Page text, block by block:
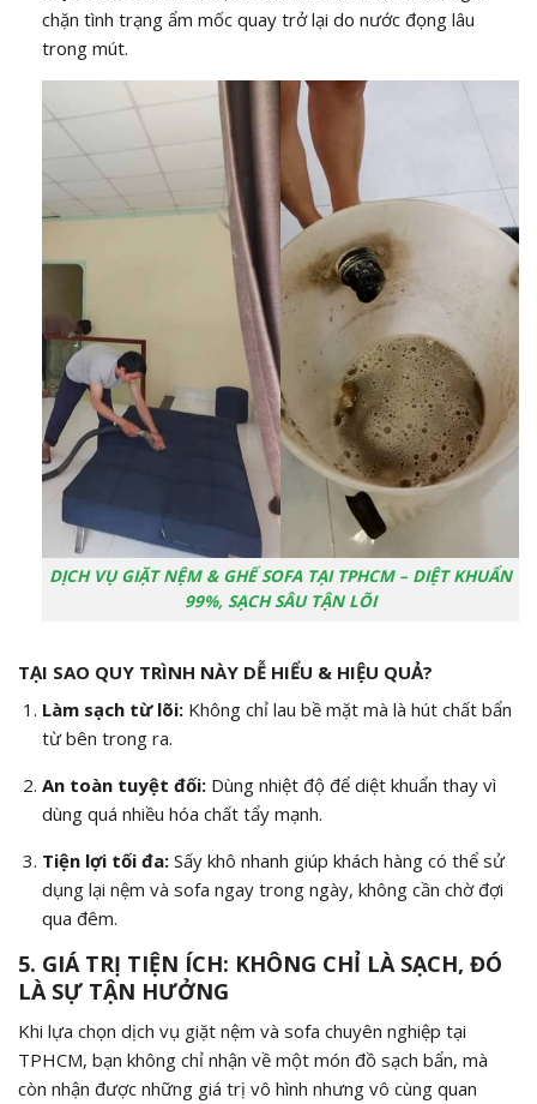
chặn tình trạng ẩm mốc quay trở lại do nước đọng lâu
trong mút.
DỊCH VỤ GIẶT NỆM & GHẾ SOFA TẠI TPHCM – DIỆT KHUẨN
99%, SẠCH SÂU TẬN LÕI
TẠI SAO QUY TRÌNH NÀY DỄ HIỂU & HIỆU QUẢ?
Làm sạch từ lõi:Không chỉ lau bề mặt mà là hút chất bẩn
từ bên trong ra.
An toàn tuyệt đối:Dùng nhiệt độ để diệt khuẩn thay vì
dùng quá nhiều hóa chất tẩy mạnh.
Tiện lợi tối đa:Sấy khô nhanh giúp khách hàng có thể sử
dụng lại nệm và sofa ngay trong ngày, không cần chờ đợi
qua đêm.
5. GIÁ TRỊ TIỆN ÍCH: KHÔNG CHỈ LÀ SẠCH, ĐÓ
LÀ SỰ TẬN HƯỞNG
Khi lựa chọn dịch vụ giặt nệm và sofa chuyên nghiệp tại
TPHCM, bạn không chỉ nhận về một món đồ sạch bẩn, mà
còn nhận được những giá trị vô hình nhưng vô cùng quan